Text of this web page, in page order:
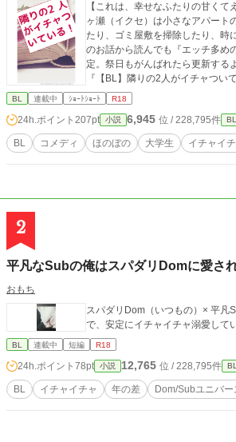
【これは、幸せなふたりの甘く
ヶ瀬（イクセ）は小さなアパート
たり、ゴミ屋敷を掃除したり、時にはちょっと拗
のお話から読んでも『エッチ多め
定。祭日もがんばれたら更新するよ？ ※性的描写多めなので、苦手な方はお気をつけください。 ※個
『【BL】隣りの2人がイチャつ
BL 連載中 ｼｮｰﾄｼｮｰﾄ R18
24h.ポイント 207pt 小説 6,945 位 / 228,795件 BL
BL コメディ ほのぼの 大学生 イチャイ
2
平凡なSubの俺はスパダリDomに愛さ
おもち
スパダリDom（いつもの）× 平凡Sub（いつもの） BDSM要素はほぼ無し。 甘やかすのが好きなDomが好きなの
BL 連載中 短編 R18
24h.ポイント 78pt 小説 12,765 位 / 228,795件 BL
BL イチャイチャ 年の差 Dom/Subユニバー